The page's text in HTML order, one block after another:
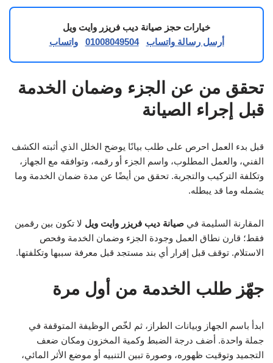
خيارات حجز صيانة ديب فريزر وايت ويل
أرسل رسالة واتساب
01008049504 واتساب
تحقق من عن الجزء وضمان الخدمة
قبل إجراء الصيانة
قبل بدء العمل احرص على طلب بيانًا يوضح الخلل الذي أثبته الكشف
الفني، والعمل المطلوب، واسم الجزء أو رقمه، وتوافقه مع الجهاز،
وتكلفة التركيب والتجربة. تحقق من أيضًا عن مدة ضمان الخدمة وما
يشمله وما قد يبطله.
المقارنة السليمة في صيانة ديب فريزر وايت ويل لا تكون بين رقمين
فقط؛ قارن نطاق العمل وجودة الجزء وضمان الخدمة وفحص
الاستلام. توقف قبل إقرار أي بند مستجد قبل معرفة سببها وتكلفتها.
جهّز طلب الخدمة من أول مرة
ابدأ باسم الجهاز وبيانات الطراز، ثم لخّص الوظيفة المتوقفة في
جملة واحدة. أضف درجة الضبط وكمية المخزون ومكان ضعف
التجميد وتوقيت ظهوره، وصورة تبين التنبيه أو موضع الأثر المائي،